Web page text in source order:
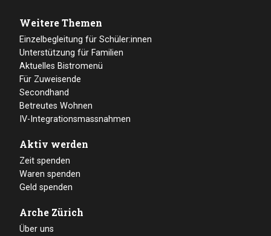
Weitere Themen
Einzelbegleitung für Schüler:innen
Unterstützung für Familien
Aktuelles Bistromenü
Für Zuweisende
Secondhand
Betreutes Wohnen
IV-Integrationsmassnahmen
Aktiv werden
Zeit spenden
Waren spenden
Geld spenden
Arche Zürich
Über uns